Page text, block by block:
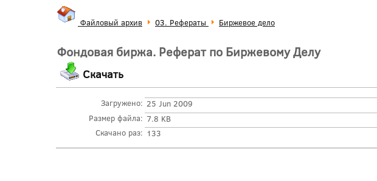
Файловый архив 03. Рефераты Биржевое дело
Фондовая биржа. Реферат по Биржевому Делу
Скачать
Загружено: 25 Jun 2009
Размер файла: 7.8 KB
Скачано раз: 133